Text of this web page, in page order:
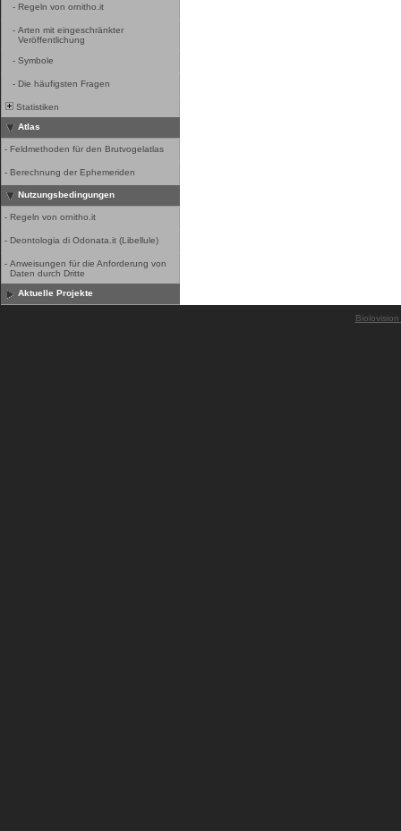
- Regeln von ornitho.it
- Arten mit eingeschränkter
Veröffentlichung
- Symbole
- Die häufigsten Fragen
Statistiken
Atlas
- Feldmethoden für den Brutvogelatlas
- Berechnung der Ephemeriden
Nutzungsbedingungen
- Regeln von ornitho.it
- Deontologia di Odonata.it (Libellule)
- Anweisungen für die Anforderung von
Daten durch Dritte
Aktuelle Projekte
Biolovision